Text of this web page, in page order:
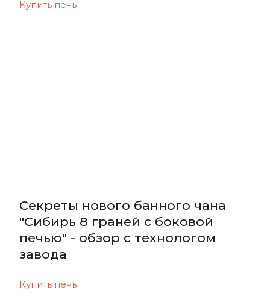
Купить печь
Секреты нового банного чана
"Сибирь 8 граней с боковой
печью" - обзор с технологом
завода
Купить печь